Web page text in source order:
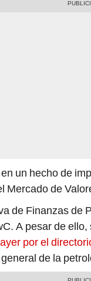
un hecho de
Mercado de
de Finanzas de
A pesar de ello,
por el
de la